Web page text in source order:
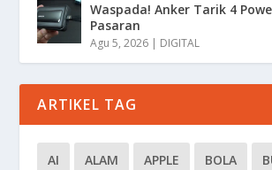
Waspada! Anker Tarik 4
Pasaran
Agu 5, 2026 | DIGITAL
ARTIKEL TAG
AI ALAM APPLE BOLA